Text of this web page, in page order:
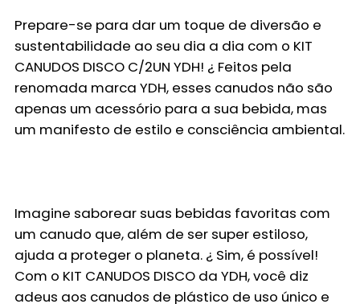
Prepare-se para dar um toque de diversão e
sustentabilidade ao seu dia a dia com o KIT
CANUDOS DISCO C/2UN YDH! ¿ Feitos pela
renomada marca YDH, esses canudos não são
apenas um acessório para a sua bebida, mas
um manifesto de estilo e consciência ambiental.
Imagine saborear suas bebidas favoritas com
um canudo que, além de ser super estiloso,
ajuda a proteger o planeta. ¿ Sim, é possível!
Com o KIT CANUDOS DISCO da YDH, você diz
adeus aos canudos de plástico de uso único e